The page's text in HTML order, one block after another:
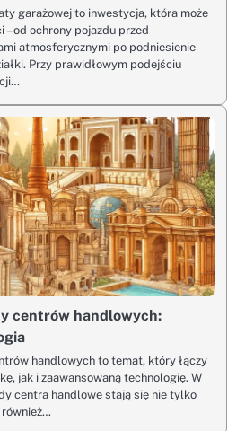
garażowej to inwestycja, która może
od ochrony pojazdu przed
atmosferycznymi po podniesienie
Przy prawidłowym podejściu
centrów handlowych:
handlowych to temat, który łączy
jak i zaawansowaną technologię. W
centra handlowe stają się nie tylko
również…